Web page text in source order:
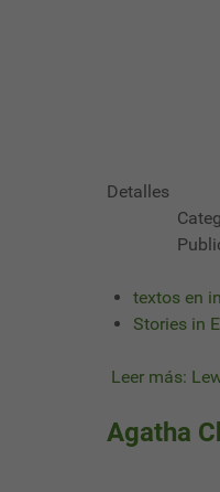
Detalles
textos en
Stories in
Leer más:
Agatha